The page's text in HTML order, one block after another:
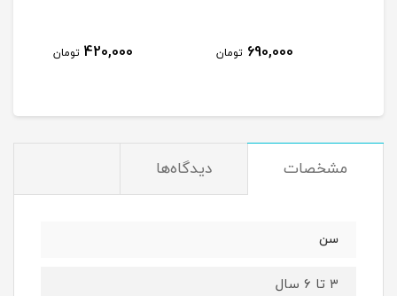
690,000 تومان 420,000 تومان
مشخصات دیدگاه‌ها
سن
۳ تا ۶ سال